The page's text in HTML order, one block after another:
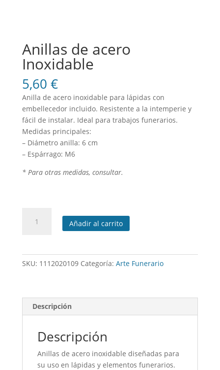
Anillas de acero
Inoxidable
5,60 €
Anilla de acero inoxidable para lápidas con
embellecedor incluido. Resistente a la intemperie y
fácil de instalar. Ideal para trabajos funerarios.
Medidas principales:
– Diámetro anilla: 6 cm
– Espárrago: M6
* Para otras medidas, consultar.
Añadir al carrito
SKU: 1112020109 Categoría: Arte Funerario
Descripción
Descripción
Anillas de acero inoxidable diseñadas para
su uso en lápidas y elementos funerarios.